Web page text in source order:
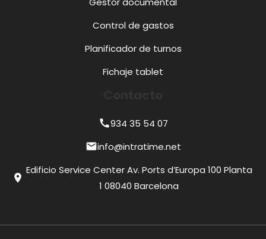
Control de gastos
Planificador de turnos
Fichaje tablet
call934 35 54 07
mailinfo@intratime.net
location_on
Edificio Service Center Av. Ports d’Europa 100 Planta
1 08040 Barcelona